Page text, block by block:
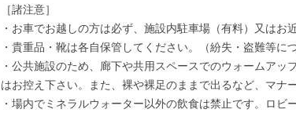
［諸注意］
・お車でお越しの方は必ず、施設内駐車場（有料）又はお
・貴重品・靴は各自保管してください。（紛失・盗難等に
・公共施設のため、廊下や共用スペースでのウォームア
はお控え下さい。また、裸や裸足のままで出るなど、マナ
・場内でミネラルウォーター以外の飲食は禁止です。ロビ